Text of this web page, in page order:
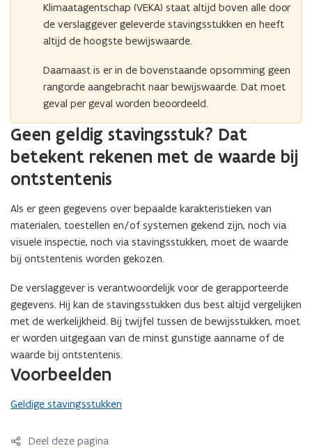
Klimaatagentschap (VEKA) staat altijd boven alle door
de verslaggever geleverde stavingsstukken en heeft
altijd de hoogste bewijswaarde.
Daarnaast is er in de bovenstaande opsomming geen
rangorde aangebracht naar bewijswaarde. Dat moet
geval per geval worden beoordeeld.
Geen geldig stavingsstuk? Dat
betekent rekenen met de waarde bij
ontstentenis
Als er geen gegevens over bepaalde karakteristieken van
materialen, toestellen en/of systemen gekend zijn, noch via
visuele inspectie, noch via stavingsstukken, moet de waarde
bij ontstentenis worden gekozen.
De verslaggever is verantwoordelijk voor de gerapporteerde
gegevens. Hij kan de stavingsstukken dus best altijd vergelijken
met de werkelijkheid. Bij twijfel tussen de bewijsstukken, moet
er worden uitgegaan van de minst gunstige aanname of de
waarde bij ontstentenis.
Voorbeelden
Geldige stavingsstukken
Deel deze pagina